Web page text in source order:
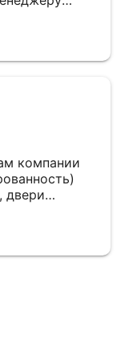
от
компании
двери
для
весь
Антону за